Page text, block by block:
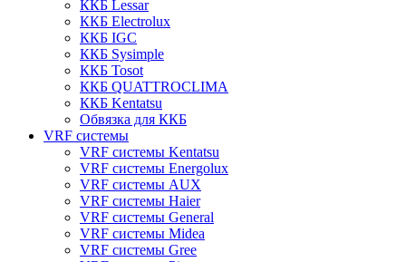
ККБ Lessar
ККБ Electrolux
ККБ IGC
ККБ Sysimple
ККБ Tosot
ККБ QUATTROCLIMA
ККБ Kentatsu
Обвязка для ККБ
VRF системы
VRF системы Kentatsu
VRF системы Energolux
VRF системы AUX
VRF системы Haier
VRF системы General
VRF системы Midea
VRF системы Gree